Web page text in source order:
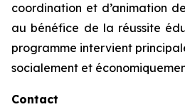
coordination et d’animation
au bénéfice de la réussite
programme intervient
socialement et
Contact